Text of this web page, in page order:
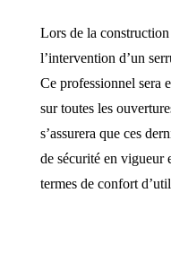
Lors de la
l’intervention d’un
Ce professionnel sera
sur toutes les
s’assurera que ces
de sécurité en vigueur
termes de confort